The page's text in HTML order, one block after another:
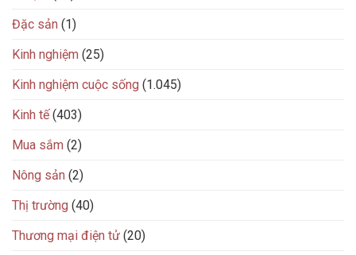
Đặc sản (1)
Kinh nghiệm (25)
Kinh nghiệm cuộc sống (1.045)
Kinh tế(403)
Mua sắm (2)
Nông sản (2)
Thị trường (40)
Thương mại điện tử (20)